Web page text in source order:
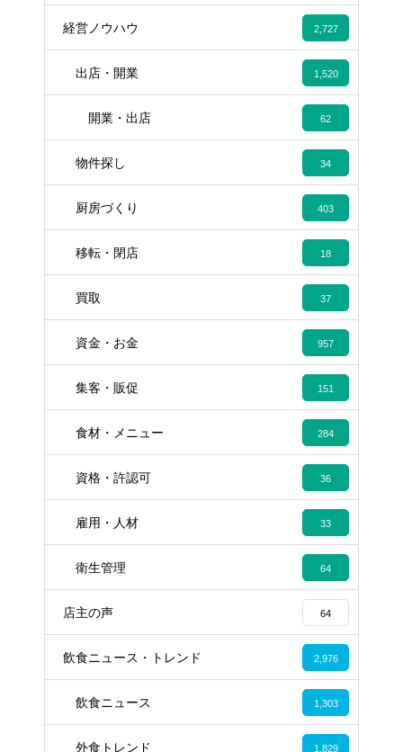
経営ノウハウ 2,727
出店・開業 1,520
開業・出店 62
物件探し 34
厨房づくり 403
移転・閉店 18
買取 37
資金・お金 957
集客・販促 151
食材・メニュー 284
資格・許認可 36
雇用・人材 33
衛生管理 64
店主の声 64
飲食ニュース・トレンド 2,976
飲食ニュース 1,303
外食トレンド 1,829